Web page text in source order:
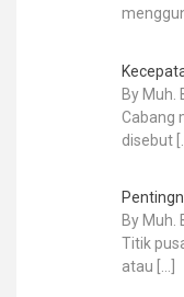
By Muh.
Cabang
disebut
By Muh.
Titik
atau […]